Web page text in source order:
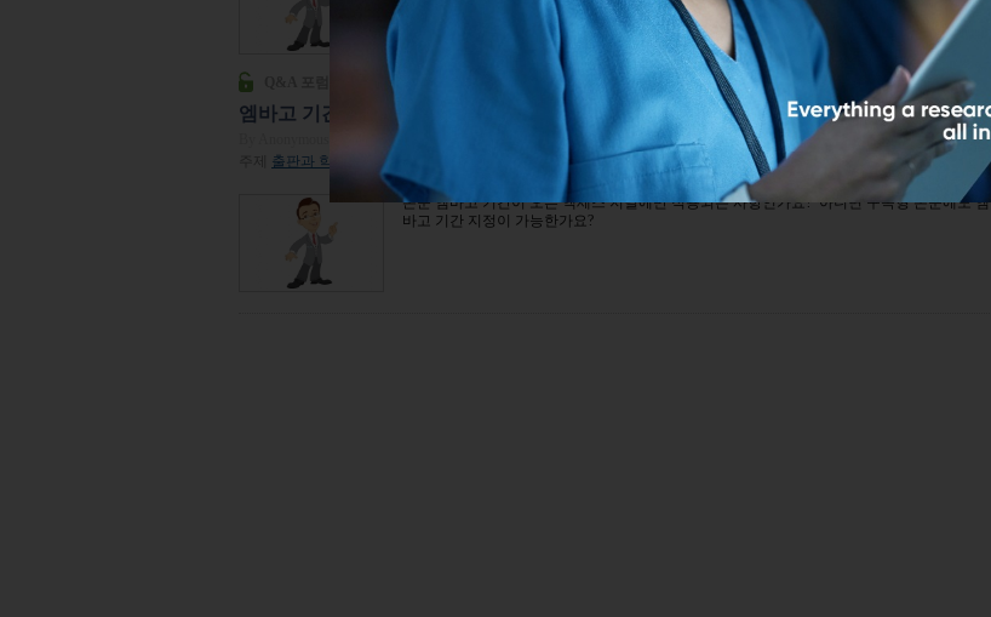
엠바고 기간은 오픈 액세스 논문에 적용되나요? 구독형 논문에 적용되나요?
| 2018년 04월 15일
덧글남기기
출판과 학계 이야기
논문 엠바고 기간이 오픈 액세스 저널에만 적용되는 사항인가요? 아니면 구독형 논문에도 엠
바고 기간 지정이 가능한가요?